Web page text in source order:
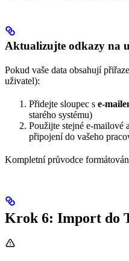
Aktualizujte odkazy na
Pokud vaše data obsahují
uživatel):
Přidejte sloupec s e-
starého systému)
Použijte stejné e-mailové
připojení do vašeho
Kompletní průvodce
Krok 6: Import do